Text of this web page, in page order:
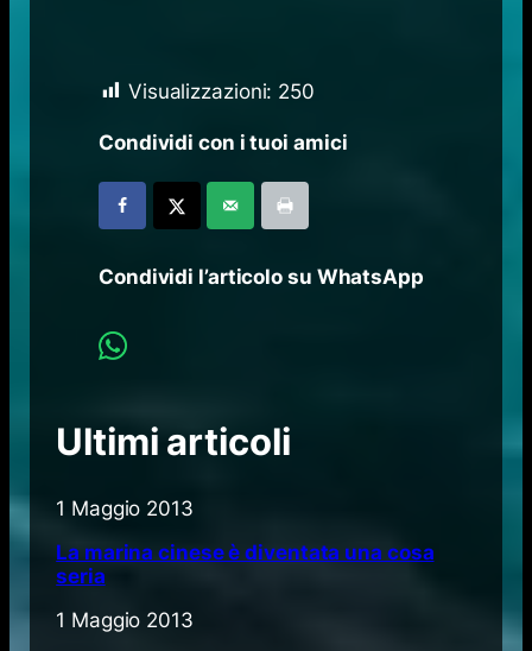
Visualizzazioni: 250
Condividi con i tuoi amici
Condividi l’articolo su WhatsApp
Ultimi articoli
1 Maggio 2013
La marina cinese è diventata una cosa
seria
1 Maggio 2013